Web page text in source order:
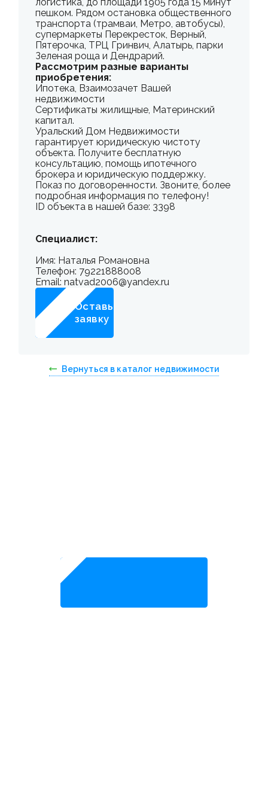
пешком. Рядом остановка общественного
транспорта (трамваи, Метро, автобусы),
супермаркеты Перекресток, Верный,
Пятерочка, ТРЦ Гринвич, Алатырь, парки
Зеленая роща и Дендрарий.
Рассмотрим разные варианты
приобретения:
Ипотека, Взаимозачет Вашей
недвижимости
Сертификаты жилищные, Материнский
капитал.
Уральский Дом Недвижимости
гарантирует юридическую чистоту
объекта. Получите бесплатную
консультацию, помощь ипотечного
брокера и юридическую поддержку.
Показ по договоренности. Звоните, более
подробная информация по телефону!
ID объекта в нашей базе: 3398
Специалист:
Имя: Наталья Романовна
Телефон: 79221888008
Email: natvad2006@yandex.ru
Оставьте
заявку
Вернуться в каталог недвижимости